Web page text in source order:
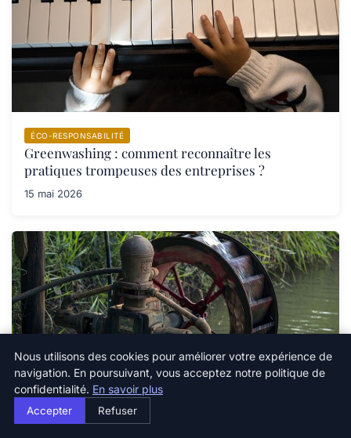
ÉCO-RESPONSABILITÉ
Greenwashing : comment reconnaître les
pratiques trompeuses des entreprises ?
15 mai 2026
ÉCO-RESPONSABILITÉ
Tourisme responsable : adopter de nouvelles
Nous utilisons des cookies pour améliorer votre expérience de
navigation. En poursuivant, vous acceptez notre politique de
confidentialité. En savoir plus
Accepter Refuser